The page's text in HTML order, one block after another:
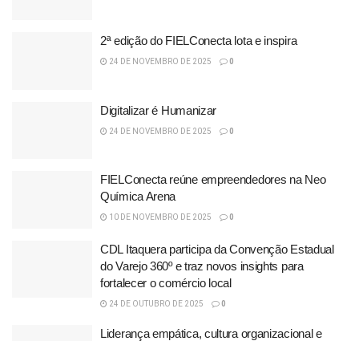
2ª edição do FIELConecta lota e inspira
24 DE NOVEMBRO DE 2025 0
Digitalizar é Humanizar
24 DE NOVEMBRO DE 2025 0
FIELConecta reúne empreendedores na Neo
Química Arena
10 DE NOVEMBRO DE 2025 0
CDL Itaquera participa da Convenção Estadual
do Varejo 360º e traz novos insights para
fortalecer o comércio local
24 DE OUTUBRO DE 2025 0
Liderança empática, cultura organizacional e